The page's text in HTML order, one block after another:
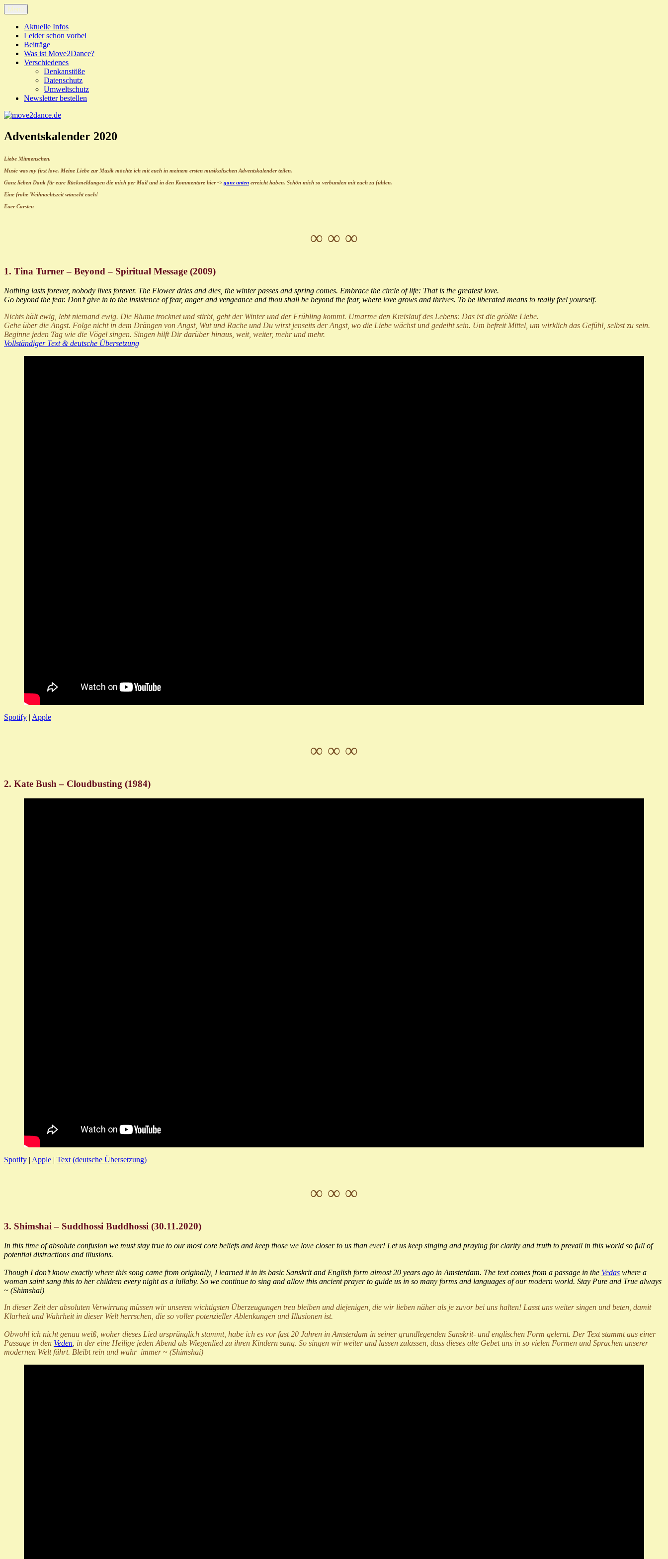
Zum
Inhalt
springen
move2dance.de
Just another WordPress site
Menü
Aktuelle Infos
Leider schon vorbei
Beiträge
Was ist Move2Dance?
Verschiedenes
Denkanstöße
Datenschutz
Umweltschutz
Newsletter bestellen
Adventskalender 2020
Liebe Mitmenschen,
Music was my first love. Meine Liebe zur Musik möchte ich mit euch in meinem ersten musikalischen Adventskalender teilen.
Ganz lieben Dank für eure Rückmeldungen die mich per Mail und in den Kommentare hier -> ganz unten erreicht haben. Schön mich so verbunden mit euch zu fühlen.
Eine frohe Weihnachtszeit wünscht euch!
Euer Carsten
∞ ∞ ∞
1. Tina Turner – Beyond – Spiritual Message (2009)
Nothing lasts forever, nobody lives forever. The Flower dries and dies, the winter passes and spring comes. Embrace the circle of life: That is the greatest love.
Go beyond the fear. Don’t give in to the insistence of fear, anger and vengeance and thou shall be beyond the fear, where love grows and thrives. To be liberated means to really feel yourself.
Nichts hält ewig, lebt niemand ewig. Die Blume trocknet und stirbt, geht der Winter und der Frühling kommt. Umarme den Kreislauf des Lebens: Das ist die größte Liebe.
Gehe über die Angst. Folge nicht in dem Drängen von Angst, Wut und Rache und Du wirst jenseits der Angst, wo die Liebe wächst und gedeiht sein. Um befreit Mittel, um wirklich das Gefühl, selbst zu sein.
Beginne jeden Tag wie die Vögel singen. Singen hilft Dir darüber hinaus, weit, weiter, mehr und mehr.
Vollständiger Text & deutsche Übersetzung
Spotify | Apple
∞ ∞ ∞
2. Kate Bush – Cloudbusting (1984)
Spotify | Apple | Text (deutsche Übersetzung)
∞ ∞ ∞
3. Shimshai – Suddhossi Buddhossi (30.11.2020)
In this time of absolute confusion we must stay true to our most core beliefs and keep those we love closer to us than ever! Let us keep singing and praying for clarity and truth to prevail in this world so full of
potential distractions and illusions.
Though I don’t know exactly where this song came from originally, I learned it in its basic Sanskrit and English form almost 20 years ago in Amsterdam. The text comes from a passage in the Vedas where a
woman saint sang this to her children every night as a lullaby. So we continue to sing and allow this ancient prayer to guide us in so many forms and languages of our modern world. Stay Pure and True always
~ (Shimshai)
In dieser Zeit der absoluten Verwirrung müssen wir unseren wichtigsten Überzeugungen treu bleiben und diejenigen, die wir lieben näher als je zuvor bei uns halten! Lasst uns weiter singen und beten, damit
Klarheit und Wahrheit in dieser Welt herrschen, die so voller potenzieller Ablenkungen und Illusionen ist.
Obwohl ich nicht genau weiß, woher dieses Lied ursprünglich stammt, habe ich es vor fast 20 Jahren in Amsterdam in seiner grundlegenden Sanskrit- und englischen Form gelernt. Der Text stammt aus einer
Passage in den Veden , in der eine Heilige jeden Abend als Wiegenlied zu ihren Kindern sang. So singen wir weiter und lassen zulassen, dass dieses alte Gebet uns in so vielen Formen und Sprachen unserer
modernen Welt führt. Bleibt rein und wahr immer~ (Shimshai)